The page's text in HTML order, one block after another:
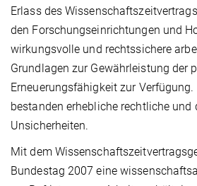
Erlass des
den Forschungseinrichtungen und
wirkungsvolle und rechtssichere
Grundlagen zur Gewährleistung der
Erneuerungsfähigkeit zur
bestanden erhebliche rechtliche
Unsicherheiten.
Mit dem
Bundestag 2007 eine